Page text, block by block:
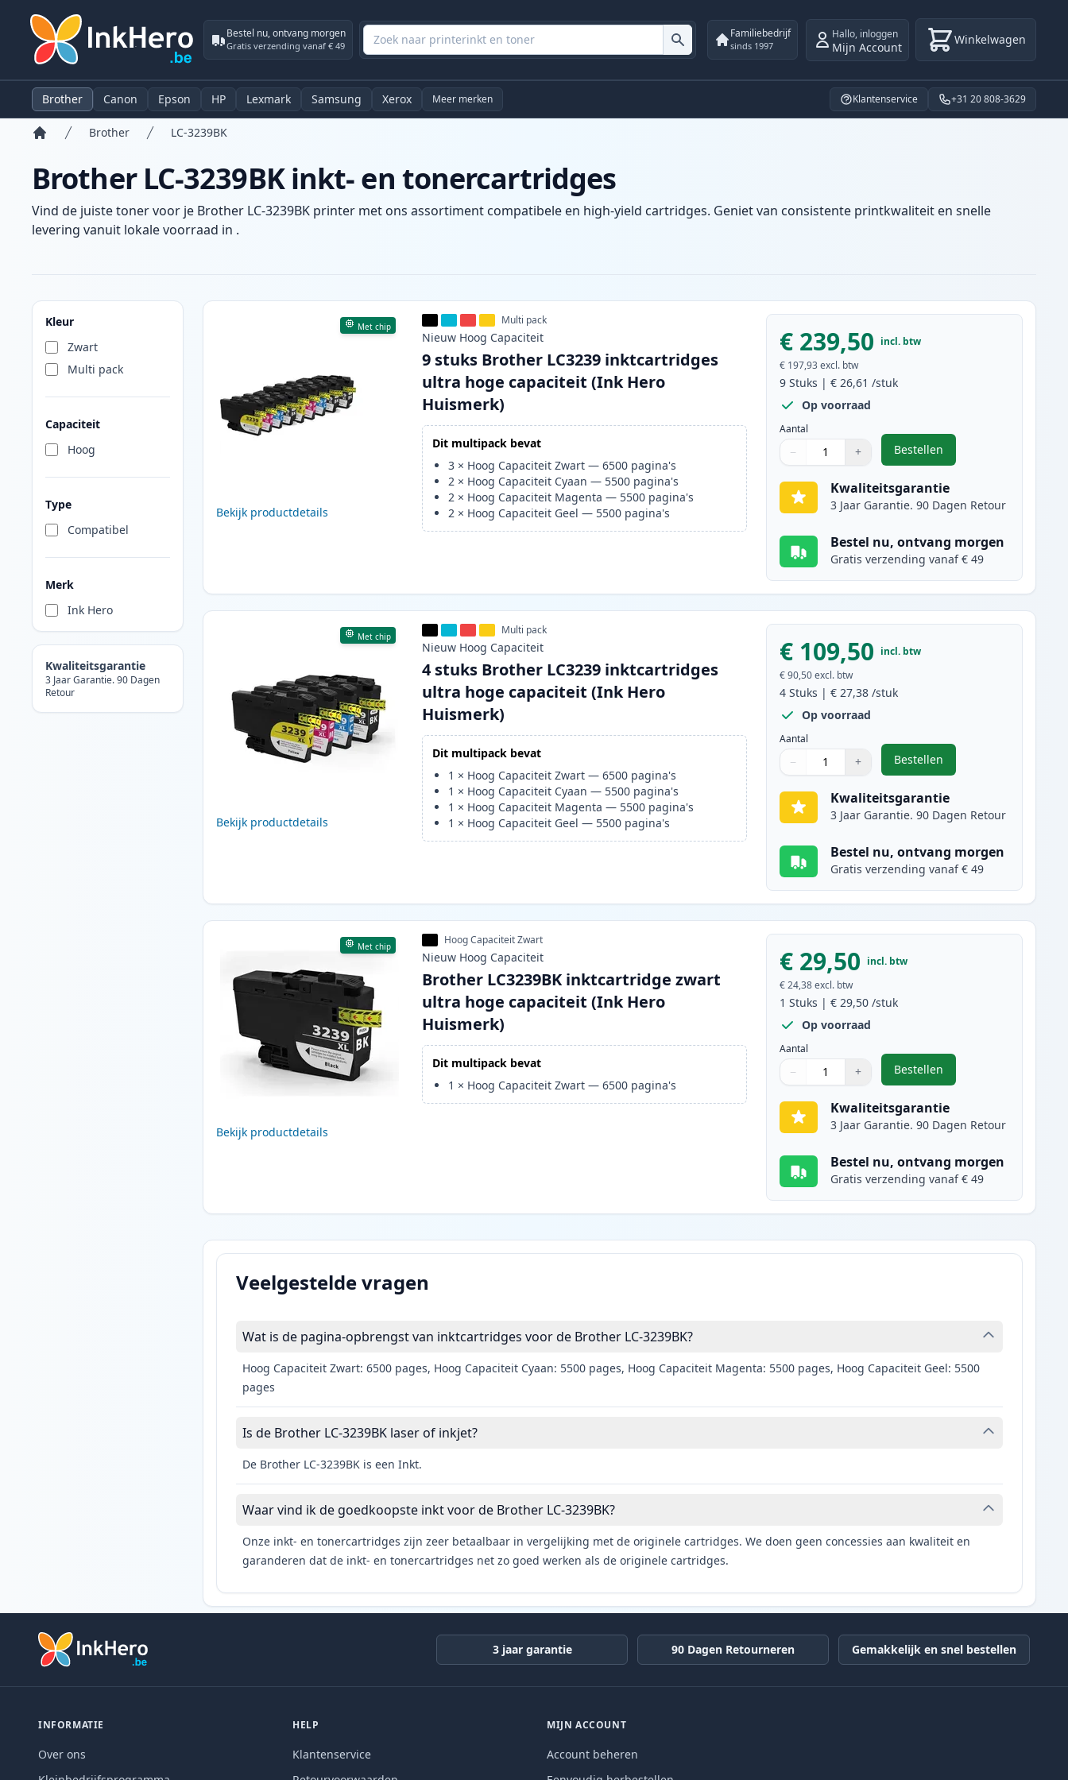
Bestel nu, ontvang morgen
Gratis verzending vanaf € 49
Familiebedrijf
sinds 1997
Hallo, inloggen
Mijn Account Winkelwagen
Brother Canon Epson HP Lexmark Samsung Xerox Meer merken Klantenservice +31 20 808-3629
Brother LC-3239BK
Brother LC-3239BK inkt- en tonercartridges
Vind de juiste toner voor je Brother LC-3239BK printer met ons assortiment compatibele en high-yield cartridges. Geniet van consistente printkwaliteit en snelle
levering vanuit lokale voorraad in .
Kleur
Zwart
Multi pack
Capaciteit
Hoog
Type
Compatibel
Merk
Ink Hero
Kwaliteitsgarantie
3 Jaar Garantie. 90 Dagen
Retour
Producten
Met chip
Bekijk productdetails
Multi pack
Nieuw Hoog Capaciteit
9 stuks Brother LC3239 inktcartridges
ultra hoge capaciteit (Ink Hero
Huismerk)
Dit multipack bevat
3 × Hoog Capaciteit Zwart —6500 pagina's
2 × Hoog Capaciteit Cyaan — 5500 pagina's
2 × Hoog Capaciteit Magenta — 5500 pagina's
2 × Hoog Capaciteit Geel — 5500 pagina's
€ 239,50 incl. btw
€ 197,93 excl. btw
9 Stuks |€ 26,61 /stuk
Op voorraad
Aantal
Aantal
Gebruik de knoppen om aan te passen
− +
Aantal 1
Bestellen
,9 stuks Brother LC3239
Kwaliteitsgarantie
3 Jaar Garantie. 90 Dagen Retour
Bestel nu, ontvang morgen
Gratis verzending vanaf € 49
Met chip
Bekijk productdetails
Multi pack
Nieuw Hoog Capaciteit
4 stuks Brother LC3239 inktcartridges
ultra hoge capaciteit (Ink Hero
Huismerk)
Dit multipack bevat
1 × Hoog Capaciteit Zwart —6500 pagina's
1 × Hoog Capaciteit Cyaan — 5500 pagina's
1 × Hoog Capaciteit Magenta — 5500 pagina's
1 × Hoog Capaciteit Geel — 5500 pagina's
€ 109,50 incl. btw
€ 90,50 excl. btw
4 Stuks |€ 27,38 /stuk
Op voorraad
Aantal
Aantal
Gebruik de knoppen om aan te passen
− +
Aantal 1
Bestellen
,4 stuks Brother LC3239
Kwaliteitsgarantie
3 Jaar Garantie. 90 Dagen Retour
Bestel nu, ontvang morgen
Gratis verzending vanaf € 49
Met chip
Bekijk productdetails
Hoog Capaciteit Zwart
Nieuw Hoog Capaciteit
Brother LC3239BK inktcartridge zwart
ultra hoge capaciteit (Ink Hero
Huismerk)
Dit multipack bevat
1 × Hoog Capaciteit Zwart —6500 pagina's
€ 29,50 incl. btw
€ 24,38 excl. btw
1 Stuks |€ 29,50 /stuk
Op voorraad
Aantal
Aantal
Gebruik de knoppen om aan te passen
− +
Aantal 1
Bestellen
,Brother LC3239BK
Kwaliteitsgarantie
3 Jaar Garantie. 90 Dagen Retour
Bestel nu, ontvang morgen
Gratis verzending vanaf € 49
Veelgestelde vragen
Wat is de pagina-opbrengst van inktcartridges voor de Brother LC-3239BK?
Hoog Capaciteit Zwart: 6500 pages, Hoog Capaciteit Cyaan: 5500 pages, Hoog Capaciteit Magenta: 5500 pages, Hoog Capaciteit Geel: 5500
pages
Is de Brother LC-3239BK laser of inkjet?
De Brother LC-3239BK is een Inkt.
Waar vind ik de goedkoopste inkt voor de Brother LC-3239BK?
Onze inkt- en tonercartridges zijn zeer betaalbaar in vergelijking met de originele cartridges. We doen geen concessies aan kwaliteit en
garanderen dat de inkt- en tonercartridges net zo goed werken als de originele cartridges.
3 jaar garantie 90 Dagen Retourneren Gemakkelijk en snel bestellen
INFORMATIE
Over ons
HELP
Klantenservice
MIJN ACCOUNT
Account beheren